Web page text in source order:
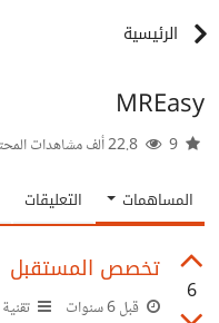
الرئيسية
MREasy
المساهمات التعليقات
6
تخصص المستقبل
قبل 6 سنوات تقنية